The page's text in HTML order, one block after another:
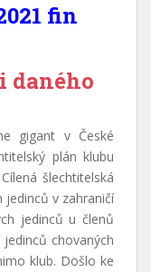
fin
daného
gigant v České
plán klubu
šlechtitelská
jedinců v zahraničí
jedinců u členů
chovaných
klub. Došlo ke